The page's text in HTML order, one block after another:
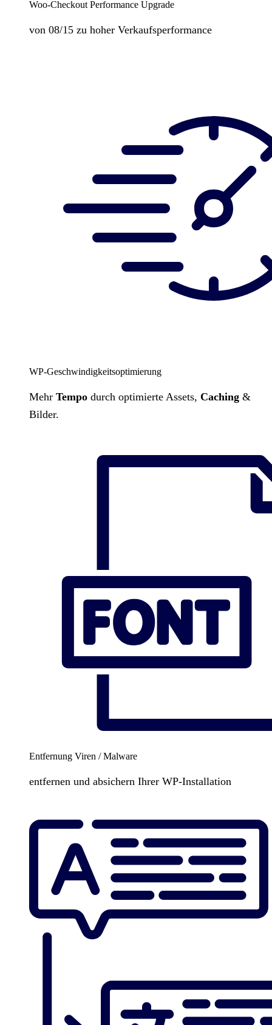
Woo-Checkout Performance Upgrade
von 08/15 zu hoher Verkaufsperformance
WP-Geschwindigkeitsoptimierung
Mehr Tempo durch optimierte Assets, Caching &
Bilder.
Entfernung Viren / Malware
entfernen und absichern Ihrer WP-Installation